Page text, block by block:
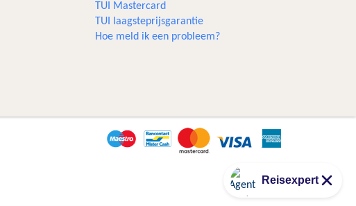
TUI Mastercard
TUI laagsteprijsgarantie
Hoe meld ik een probleem?
Reisexpert